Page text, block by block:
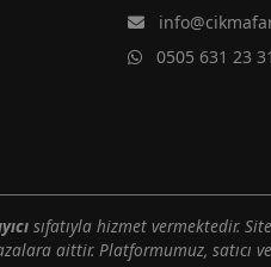
0505 631 23 31
sıfatıyla hizmet vermektedir.
aittir. Platformumuz, satıcı